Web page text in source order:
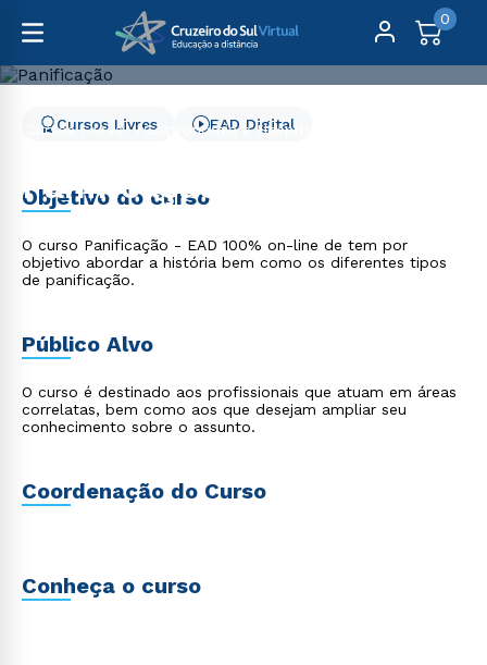
0
Cursos Livres
Gastronomia e Hospitalidade
Panificação
Cursos Livres EAD Digital
Objetivo do curso
O curso Panificação - EAD 100% on-line de tem por
objetivo abordar a história bem como os diferentes tipos
de panificação.
Público Alvo
O curso é destinado aos profissionais que atuam em áreas
correlatas, bem como aos que desejam ampliar seu
conhecimento sobre o assunto.
Coordenação do Curso
Conheça o curso